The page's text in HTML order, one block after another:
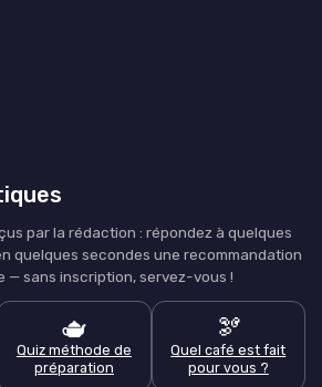
par la rédaction : répondez à quelques
quelques secondes une recommandation
— sans inscription, servez-vous !
🫖
Quiz méthode de
préparation
🫘
Quel café est fait
pour vous ?